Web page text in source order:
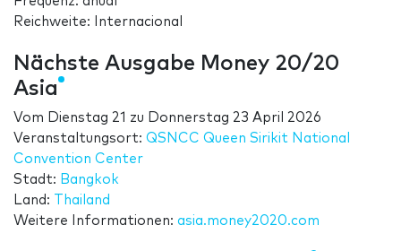
Reichweite: Internacional
Nächste Ausgabe Money 20/20
Asia
Vom Dienstag 21 zu Donnerstag 23 April 2026
Veranstaltungsort: QSNCC Queen Sirikit National
Convention Center
Stadt: Bangkok
Land:
Thailand
Weitere Informationen: asia.money2020.com